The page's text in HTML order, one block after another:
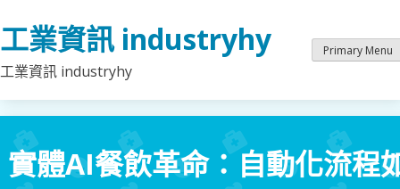
to
content
工業資訊 industryhy
工業資訊 industryhy
Primary Menu
實體AI餐飲革命：自動化流程